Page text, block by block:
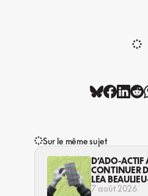
Sur le même sujet
D’ADO-ACTIF
CONTINUER
JEUNES…
LÉA
7 août 2026